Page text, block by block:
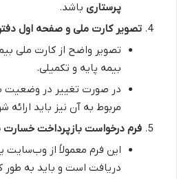
پرستاری باشد.
تصویر کارت ملی و صفحه اول
تصویر واضح از کارت ملی
بیمه پایه و تکمیلی.
در صورت تغییر در وضعیت
مربوط به آن نیز باید ارائه
فرم درخواست بازپرداخت خسارت
این فرم معمولاً از وب‌سایت
دریافت است و باید به طور